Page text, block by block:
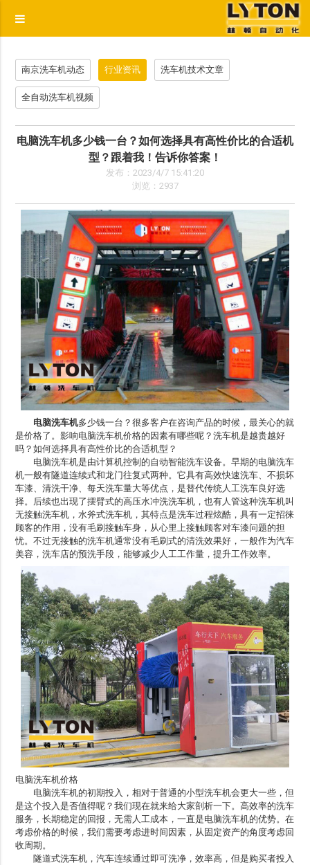
南京洗车机动态 行业资讯 洗车机技术文章
全自动洗车机视频
电脑洗车机多少钱一台？如何选择具有高性价比的合适机
型？跟着我！告诉你答案！
发布：2023/4/7 15:41:20
浏览：2937
电脑洗车机多少钱一台？很多客户在咨询产品的时候，最关心的就
是价格了。影响电脑洗车机价格的因素有哪些呢？洗车机是越贵越好
吗？如何选择具有高性价比的合适机型？
电脑洗车机是由计算机控制的自动智能洗车设备。早期的电脑洗车
机一般有隧道连续式和龙门往复式两种。它具有高效快速洗车、不损坏
车漆、清洗干净、每天洗车量大等优点，是替代传统人工洗车良好选
择。后续也出现了摆臂式的高压水冲洗洗车机，也有人管这种洗车机叫
无接触洗车机，水斧式洗车机，其特点是洗车过程炫酷，具有一定招徕
顾客的作用，没有毛刷接触车身，从心里上接触顾客对车漆问题的担
忧。不过无接触的洗车机通常没有毛刷式的清洗效果好，一般作为汽车
美容，洗车店的预洗手段，能够减少人工工作量，提升工作效率。
电脑洗车机价格
电脑洗车机的初期投入，相对于普通的小型洗车机会更大一些，但
是这个投入是否值得呢？我们现在就来给大家剖析一下。高效率的洗车
服务，长期稳定的回报，无需人工成本，一直是电脑洗车机的优势。在
考虑价格的时候，我们需要考虑进时间因素，从固定资产的角度考虑回
收周期。
隧道式洗车机，汽车连续通过即可洗净，效率高，但是购买者投入